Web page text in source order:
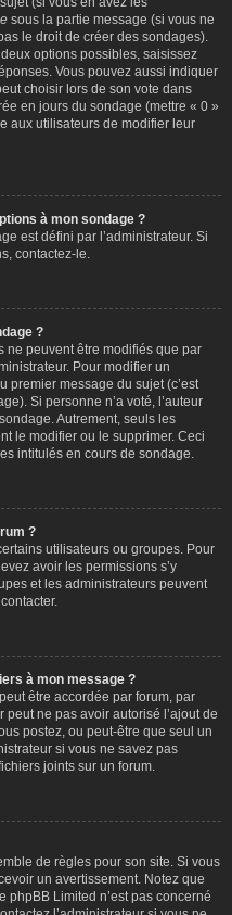
sous la partie message (si vous ne
le droit de créer des sondages).
options possibles, saisissez
Vous pouvez aussi indiquer
choisir lors de son vote dans
en jours du sondage (mettre « 0 »
aux utilisateurs de modifier leur
à mon sondage ?
est défini par l’administrateur. Si
contactez-le.
?
ne peuvent être modifiés que par
Pour modifier un
premier message du sujet (c’est
Si personne n’a voté, l’auteur
Autrement, seuls les
le modifier ou le supprimer. Ceci
intitulés en cours de sondage.
?
utilisateurs ou groupes. Pour
avoir les permissions s’y
et les administrateurs peuvent
à mon message ?
être accordée par forum, par
peut ne pas avoir autorisé l’ajout de
postez, ou peut-être que seul un
si vous ne savez pas
joints sur un forum.
de règles pour son site. Si vous
un avertissement. Notez que
phpBB Limited n’est pas concerné